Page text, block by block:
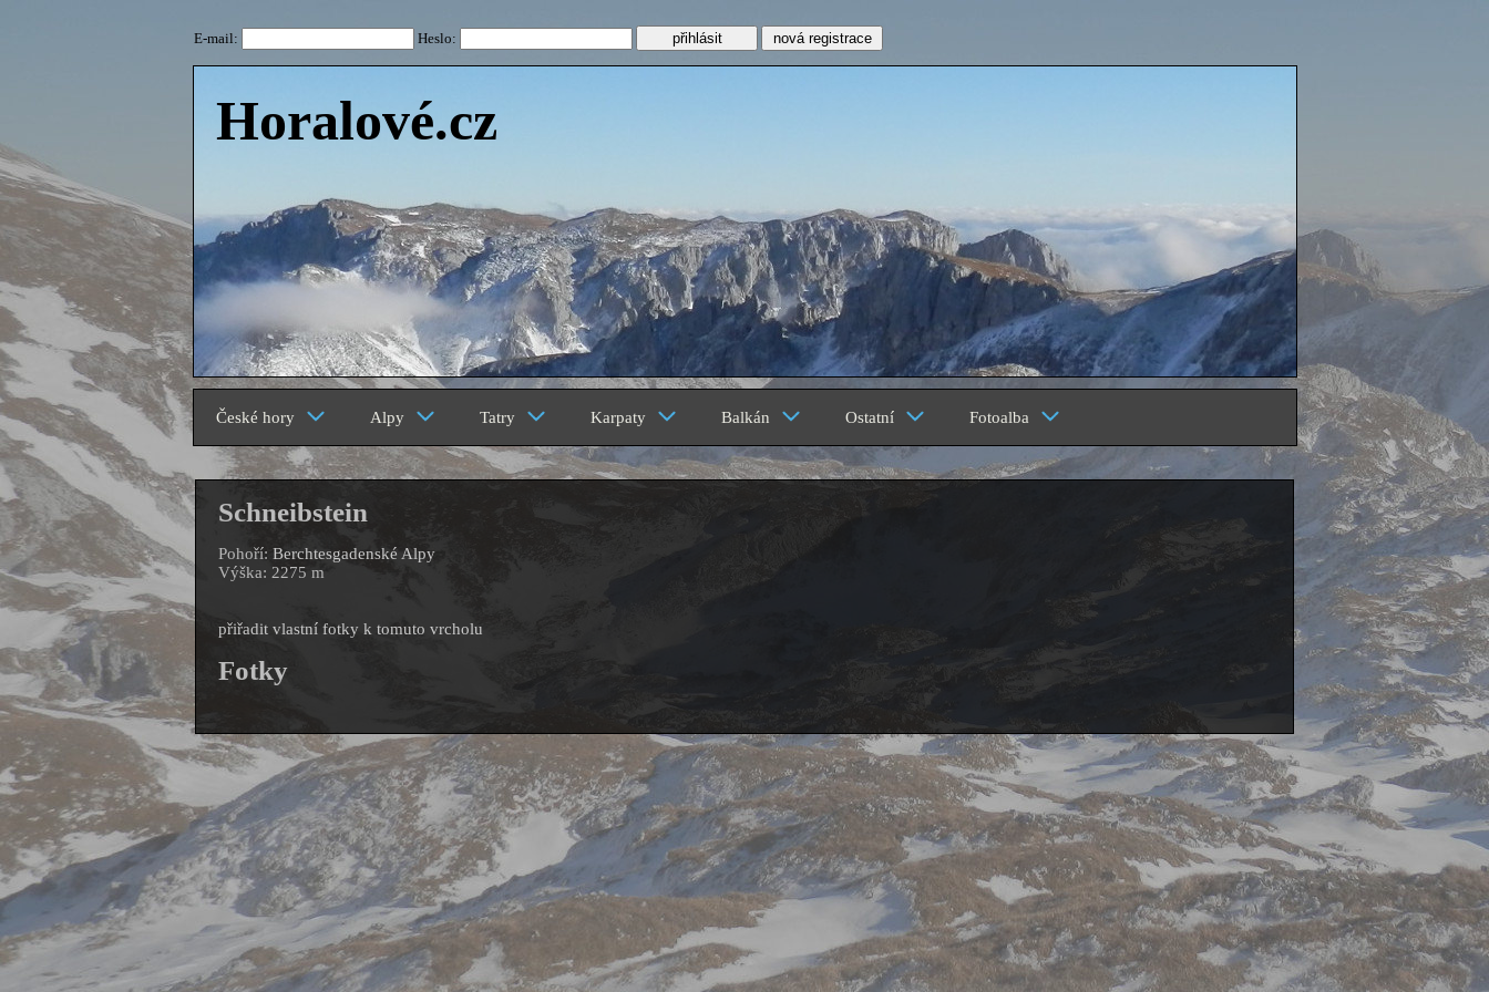
E-mail: Heslo: nová registrace
Horalové.cz
České hory Alpy Tatry Karpaty Balkán Ostatní Fotoalba
Schneibstein
Pohoří: Berchtesgadenské Alpy
Výška: 2275 m
přiřadit vlastní fotky k tomuto vrcholu
Fotky